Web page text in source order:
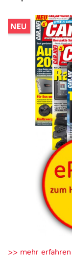
>> mehr erfahren